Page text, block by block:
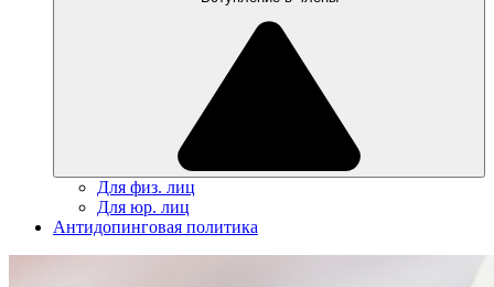
Для физ. лиц
Для юр. лиц
Антидопинговая политика